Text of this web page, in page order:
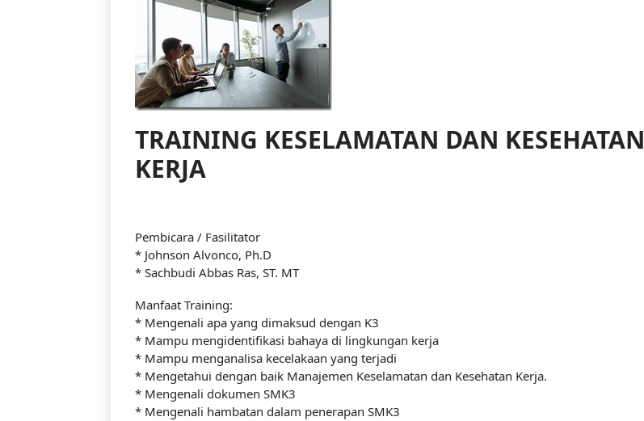
TRAINING KESELAMATAN DAN KESEHATAN
KERJA
Pembicara / Fasilitator
* Johnson Alvonco, Ph.D
* Sachbudi Abbas Ras, ST. MT
Manfaat Training:
* Mengenali apa yang dimaksud dengan K3
* Mampu mengidentifikasi bahaya di lingkungan kerja
* Mampu menganalisa kecelakaan yang terjadi
* Mengetahui dengan baik Manajemen Keselamatan dan Kesehatan Kerja.
* Mengenali dokumen SMK3
* Mengenali hambatan dalam penerapan SMK3